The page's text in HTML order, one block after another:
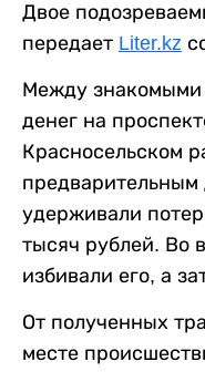
Двое
передает Liter.kz
Между знакомыми
денег на
Красносельском
удерживали
тысяч рублей. Во
избивали его, а
От полученных
месте